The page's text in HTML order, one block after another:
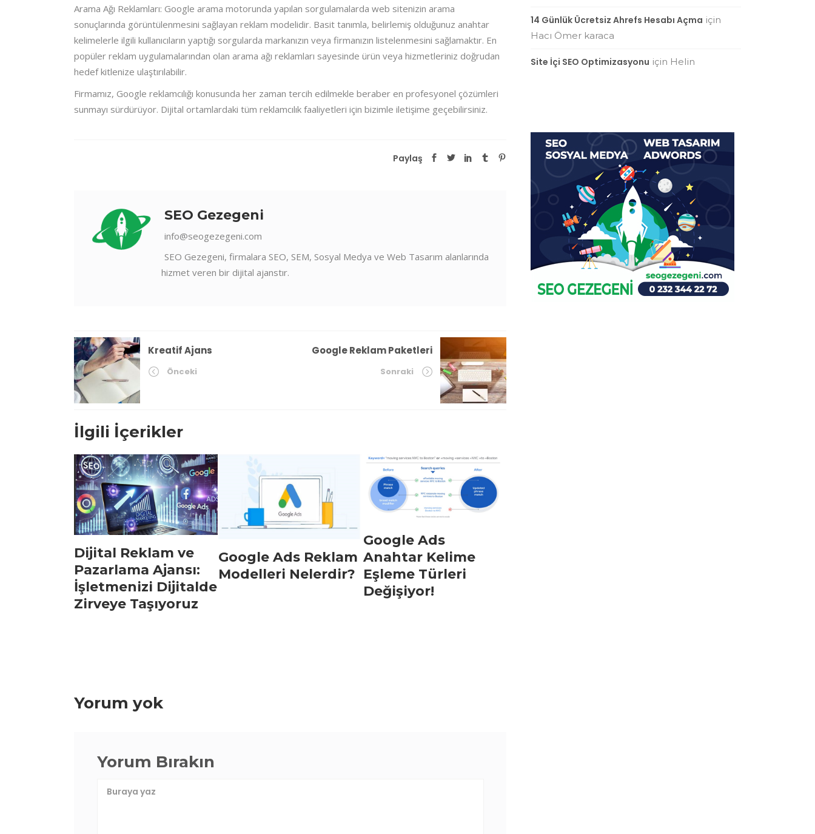
Arama Ağı Reklamları: Google arama motorunda yapılan sorgulamalarda web sitenizin arama
sonuçlarında görüntülenmesini sağlayan reklam modelidir. Basit tanımla, belirlemiş olduğunuz anahtar
kelimelerle ilgili kullanıcıların yaptığı sorgularda markanızın veya firmanızın listelenmesini sağlamaktır. En
popüler reklam uygulamalarından olan arama ağı reklamları sayesinde ürün veya hizmetleriniz doğrudan
hedef kitlenize ulaştırılabilir.
Firmamız, Google reklamcılığı konusunda her zaman tercih edilmekle beraber en profesyonel çözümleri
sunmayı sürdürüyor. Dijital ortamlardaki tüm reklamcılık faaliyetleri için bizimle iletişime geçebilirsiniz.
Paylaş
SEO Gezegeni
info@seogezegeni.com
SEO Gezegeni, firmalara SEO, SEM, Sosyal Medya ve Web Tasarım alanlarında
hizmet veren bir dijital ajanstır.
Kreatif Ajans
Önceki
Google Reklam Paketleri
Sonraki
İlgili İçerikler
Dijital Reklam ve
Pazarlama Ajansı:
İşletmenizi Dijitalde
Zirveye Taşıyoruz
Google Ads Reklam
Modelleri Nelerdir?
Google Ads
Anahtar Kelime
Eşleme Türleri
Değişiyor!
Yorum yok
Yorum Bırakın
14 Günlük Ücretsiz Ahrefs Hesabı Açma için
Hacı Ömer karaca
Site İçi SEO Optimizasyonu için Helin